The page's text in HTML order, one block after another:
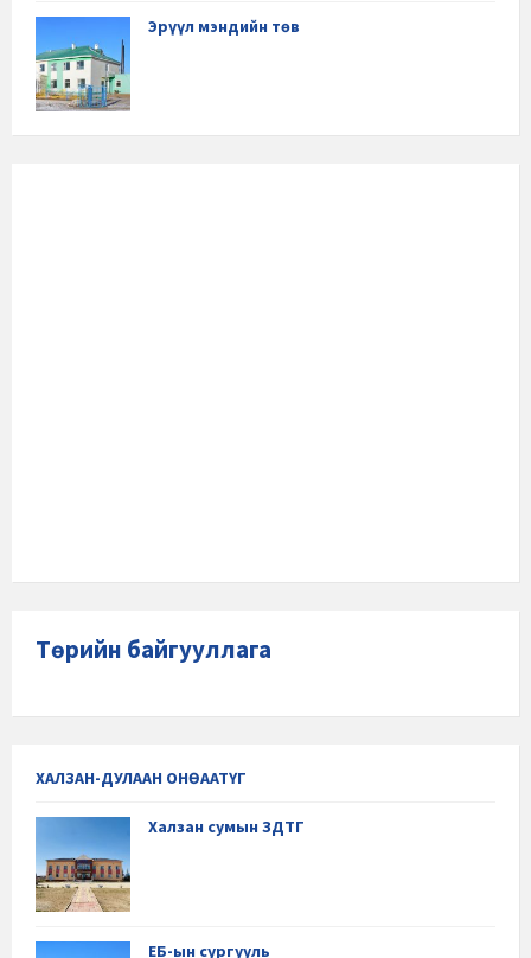
Эрүүл мэндийн төв
Төрийн байгууллага
ХАЛЗАН-ДУЛААН ОНӨААТҮГ
Халзан сумын ЗДТГ
ЕБ-ын сургууль